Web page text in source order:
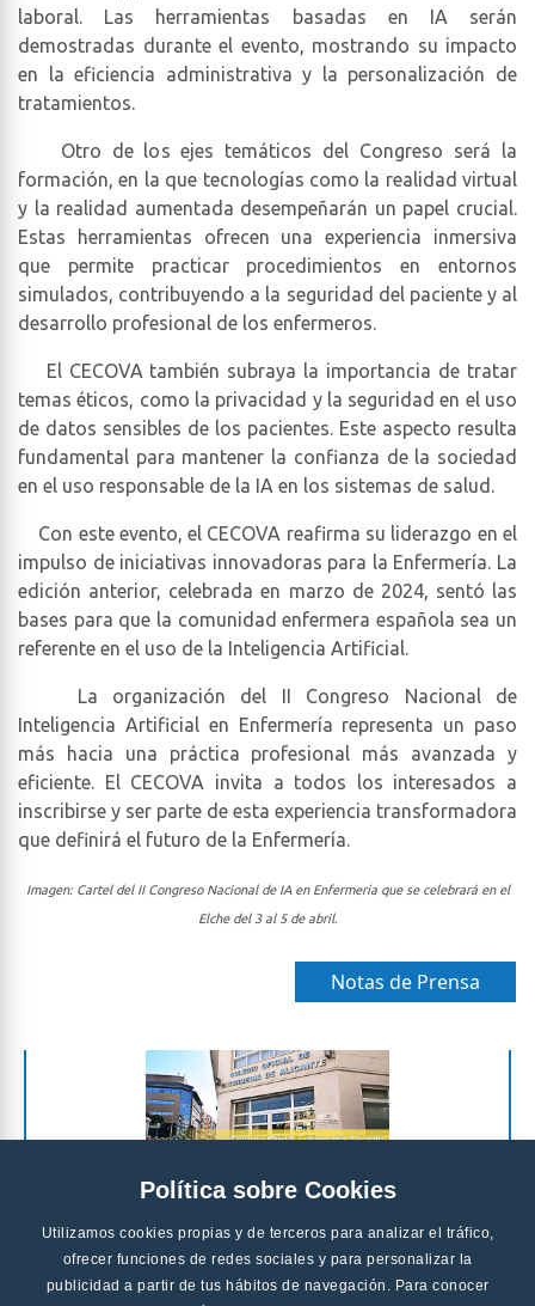
Política sobre Cookies
Utilizamos cookies propias y de terceros para analizar el tráfico,
ofrecer funciones de redes sociales y para personalizar la
publicidad a partir de tus hábitos de navegación. Para conocer
laboral. Las herramientas basadas en IA serán
demostradas durante el evento, mostrando su impacto
en la eficiencia administrativa y la personalización de
tratamientos.
Otro de los ejes temáticos del Congreso será la
formación, en la que tecnologías como la realidad virtual
y la realidad aumentada desempeñarán un papel crucial.
Estas herramientas ofrecen una experiencia inmersiva
que permite practicar procedimientos en entornos
simulados, contribuyendo a la seguridad del paciente y al
desarrollo profesional de los enfermeros.
El CECOVA también subraya la importancia de tratar
temas éticos, como la privacidad y la seguridad en el uso
de datos sensibles de los pacientes. Este aspecto resulta
fundamental para mantener la confianza de la sociedad
en el uso responsable de la IA en los sistemas de salud.
Con este evento, el CECOVA reafirma su liderazgo en el
impulso de iniciativas innovadoras para la Enfermería. La
edición anterior, celebrada en marzo de 2024, sentó las
bases para que la comunidad enfermera española sea un
referente en el uso de la Inteligencia Artificial.
La organización del II Congreso Nacional de
Inteligencia Artificial en Enfermería representa un paso
más hacia una práctica profesional más avanzada y
eficiente. El CECOVA invita a todos los interesados a
inscribirse y ser parte de esta experiencia transformadora
que definirá el futuro de la Enfermería.
Imagen: Cartel del II Congreso Nacional de IA en Enfermería que se celebrará en el
Elche del 3 al 5 de abril.
Notas de Prensa